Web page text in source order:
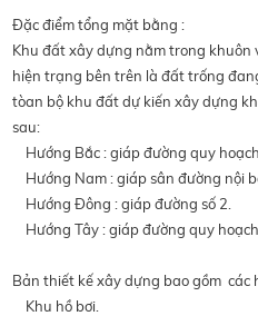
Đặc điểm tổng mặt bằng :
Khu đất xây dựng nằm trong khuôn
hiện trạng bên trên là đất trống
tòan bộ khu đất dự kiến xây dựng
sau:
Hướng Bắc : giáp đường quy hoạch.
Hướng Nam : giáp sân đường nội
Hướng Đông : giáp đường số 2.
Hướng Tây : giáp đường quy hoạch.
Bản thiết kế xây dựng bao gồm các
Khu hồ bơi.